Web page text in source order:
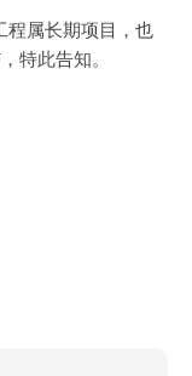
属长期项目，也
特此告知。